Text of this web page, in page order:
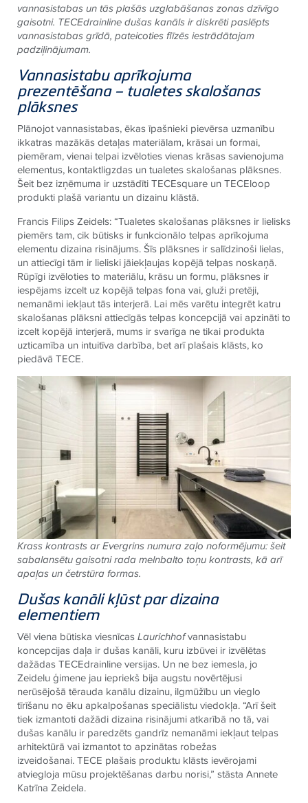
vannasistabas un tās plašās uzglabāšanas zonas dzīvīgo
gaisotni. TECEdrainline dušas kanāls ir diskrēti paslēpts
vannasistabas grīdā, pateicoties flīzēs iestrādātajam
padziļinājumam.
Vannasistabu aprīkojuma
prezentēšana – tualetes skalošanas
plāksnes
Plānojot vannasistabas, ēkas īpašnieki pievērsa uzmanību
ikkatras mazākās detaļas materiālam, krāsai un formai,
piemēram, vienai telpai izvēloties vienas krāsas savienojuma
elementus, kontaktligzdas un tualetes skalošanas plāksnes.
Šeit bez izņēmuma ir uzstādītiTECEsquare unTECEloop
produkti plašā variantu un dizainu klāstā.
Francis Filips Zeidels: “Tualetes skalošanas plāksnes ir lielisks
piemērs tam, cik būtisks ir funkcionālo telpas aprīkojuma
elementu dizaina risinājums. Šīs plāksnes ir salīdzinoši lielas,
un attiecīgi tām ir lieliski jāiekļaujas kopējā telpas noskaņā.
Rūpīgi izvēloties to materiālu, krāsu un formu, plāksnes ir
iespējams izcelt uz kopējā telpas fona vai, gluži pretēji,
nemanāmi iekļaut tās interjerā. Lai mēs varētu integrēt katru
skalošanas plāksni attiecīgās telpas koncepcijā vai apzināti to
izcelt kopējā interjerā, mums ir svarīga ne tikai produkta
uzticamība un intuitīva darbība, bet arī plašais klāsts, ko
piedāvā TECE.
Krass kontrasts ar Evergrins numura zaļo noformējumu: šeit
sabalansētu gaisotni rada melnbalto toņu kontrasts, kā arī
apaļas un četrstūra formas.
Dušas kanāli kļūst par dizaina
elementiem
Vēl viena būtiska viesnīcasLaurichhofvannasistabu
koncepcijas daļa ir dušas kanāli, kuru izbūvei ir izvēlētas
dažādasTECEdrainline versijas. Un ne bez iemesla, jo
Zeidelu ģimene jau iepriekš bija augstu novērtējusi
nerūsējošā tērauda kanālu dizainu, ilgmūžību un vieglo
tīrīšanu no ēku apkalpošanas speciālistu viedokļa. “Arī šeit
tiek izmantoti dažādi dizaina risinājumi atkarībā no tā, vai
dušas kanālu ir paredzēts gandrīz nemanāmi iekļaut telpas
arhitektūrā vai izmantot to apzinātas robežas
izveidošanai.TECE plašais produktu klāsts ievērojami
atviegloja mūsu projektēšanas darbu norisi,” stāsta Annete
Katrīna Zeidela.